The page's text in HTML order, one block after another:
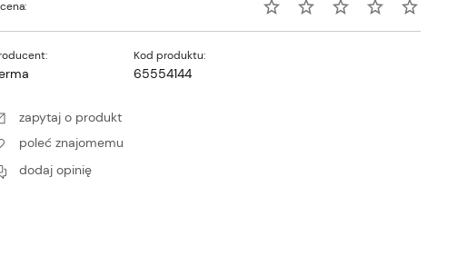
Kod produktu:
65554144
zapytaj o produkt
poleć znajomemu
dodaj opinię